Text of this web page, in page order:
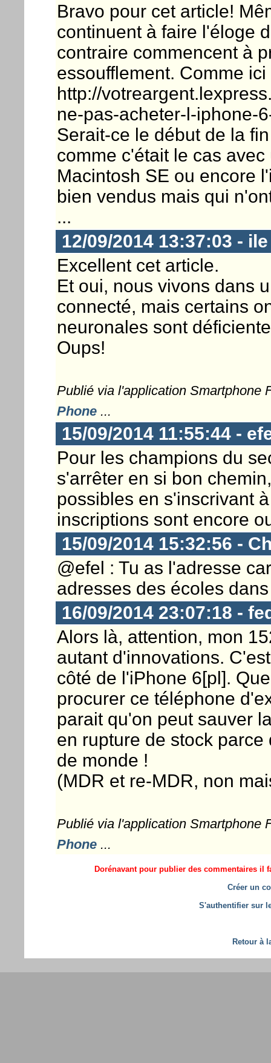
Bravo pour cet article!
continuent à faire l'éloge
contraire commencent à
essoufflement. Comme
http://
ne-pas-acheter-l-iphone-
Serait-ce le début de la
comme c'était le cas
Macintosh SE ou encore
bien vendus mais qui
...
12/09/2014 13:37:03 -
Excellent cet article.
Et oui, nous vivons dans
connecté, mais certains
neuronales sont
Oups!
Publié via l'application Smartphone
Phone...
15/09/2014 11:55:44 -
Pour les champions du
s'arrêter en si bon
possibles en s'inscrivant
inscriptions sont encore
15/09/2014 15:32:56 -
@efel : Tu as l'adresse
adresses des écoles
16/09/2014 23:07:18 -
Alors là, attention, mon
autant d'innovations.
côté de l'iPhone 6[pl].
procurer ce téléphone
parait qu'on peut sauver
en rupture de stock
de monde !
(MDR et re-MDR, non
Publié via l'application Smartphone
Phone...
Dorénavant pour publier des commentaires il
Créer un
S'authentifier sur
Retour à